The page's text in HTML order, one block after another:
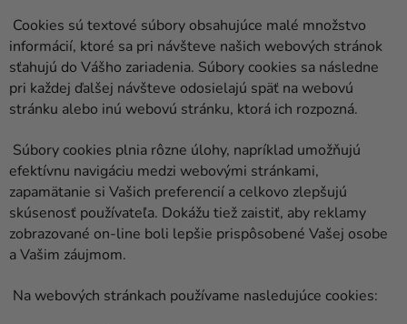
Cookies sú textové súbory obsahujúce malé množstvo
informácií, ktoré sa pri návšteve našich webových stránok
sťahujú do Vášho zariadenia. Súbory cookies sa následne
pri každej ďalšej návšteve odosielajú späť na webovú
stránku alebo inú webovú stránku, ktorá ich rozpozná.
Súbory cookies plnia rôzne úlohy, napríklad umožňujú
efektívnu navigáciu medzi webovými stránkami,
zapamätanie si Vašich preferencií a celkovo zlepšujú
skúsenosť používateľa. Dokážu tiež zaistiť, aby reklamy
zobrazované on-line boli lepšie prispôsobené Vašej osobe
a Vašim záujmom.
Na webových stránkach používame nasledujúce cookies: